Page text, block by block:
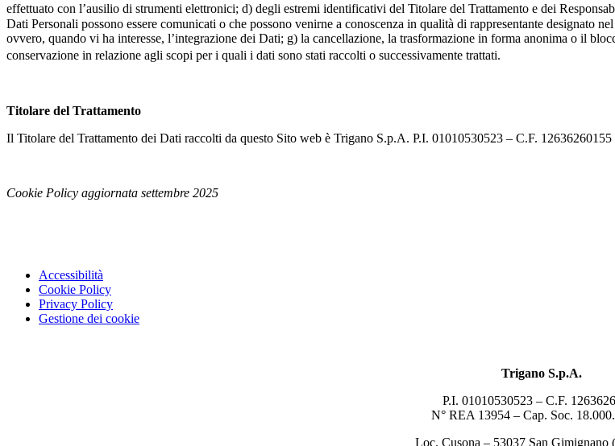
effettuato con l’ausilio di strumenti elettronici; d) degli estremi identificativi del Titolare del Trattamento e dei
Dati Personali possono essere comunicati o che possono venirne a conoscenza in qualità di rappresentante designato
ovvero, quando vi ha interesse, l’integrazione dei Dati; g) la cancellazione, la trasformazione in forma anonima o il
conservazione in relazione agli scopi per i quali i dati sono stati raccolti o successivamente trattati.
Titolare del Trattamento
Il Titolare del Trattamento dei Dati raccolti da questo Sito web è Trigano S.p.A. P.I. 01010530523 – C.F.
Cookie Policy aggiornata settembre 2025
Accessibilità
Cookie Policy
Privacy Policy
Gestione dei cookie
Trigano S.p.A.
P.I. 01010530523 – C.F.
N° REA 13954 – Cap. Soc.
Loc. Cusona – 53037 San Gimignano